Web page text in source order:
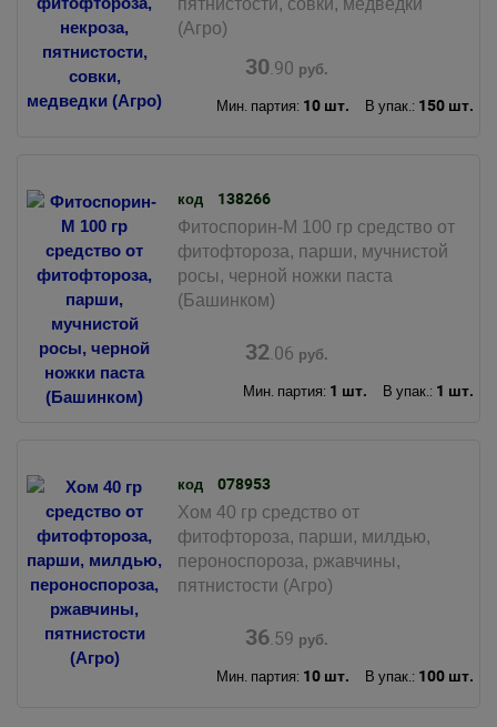
(Агро)
30.90 руб.
Мин. партия: 10 шт. В упак.: 150 шт.
код 138266
Фитоспорин-М 100 гр средство от
фитофтороза, парши, мучнистой
росы, черной ножки паста
(Башинком)
32.06 руб.
Мин. партия: 1 шт. В упак.: 1 шт.
код 078953
Хом 40 гр средство от
фитофтороза, парши, милдью,
пероноспороза, ржавчины,
пятнистости (Агро)
36.59 руб.
Мин. партия: 10 шт. В упак.: 100 шт.